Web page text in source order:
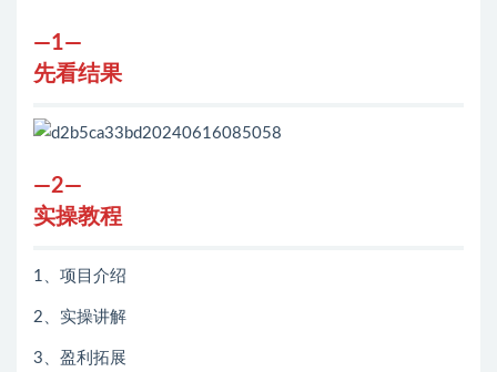
—1—
先看结果
—2—
实操教程
1、项目介绍
2、实操讲解
3、盈利拓展